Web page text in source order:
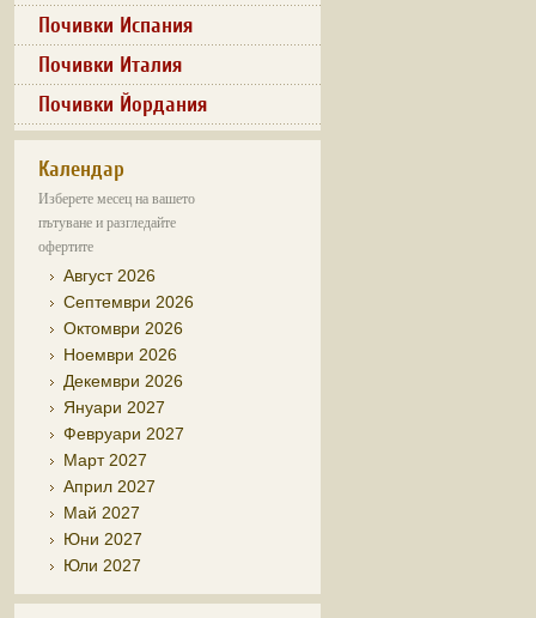
Почивки Испания
Почивки Италия
Почивки Йордания
Календар
Изберете месец на вашето
пътуване и разгледайте
офертите
Август 2026
Септември 2026
Октомври 2026
Ноември 2026
Декември 2026
Януари 2027
Февруари 2027
Март 2027
Април 2027
Май 2027
Юни 2027
Юли 2027